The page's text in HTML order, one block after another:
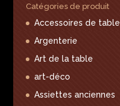
Catégories de produit
Accessoires de table
Argenterie
Art de la table
art-déco
Assiettes anciennes